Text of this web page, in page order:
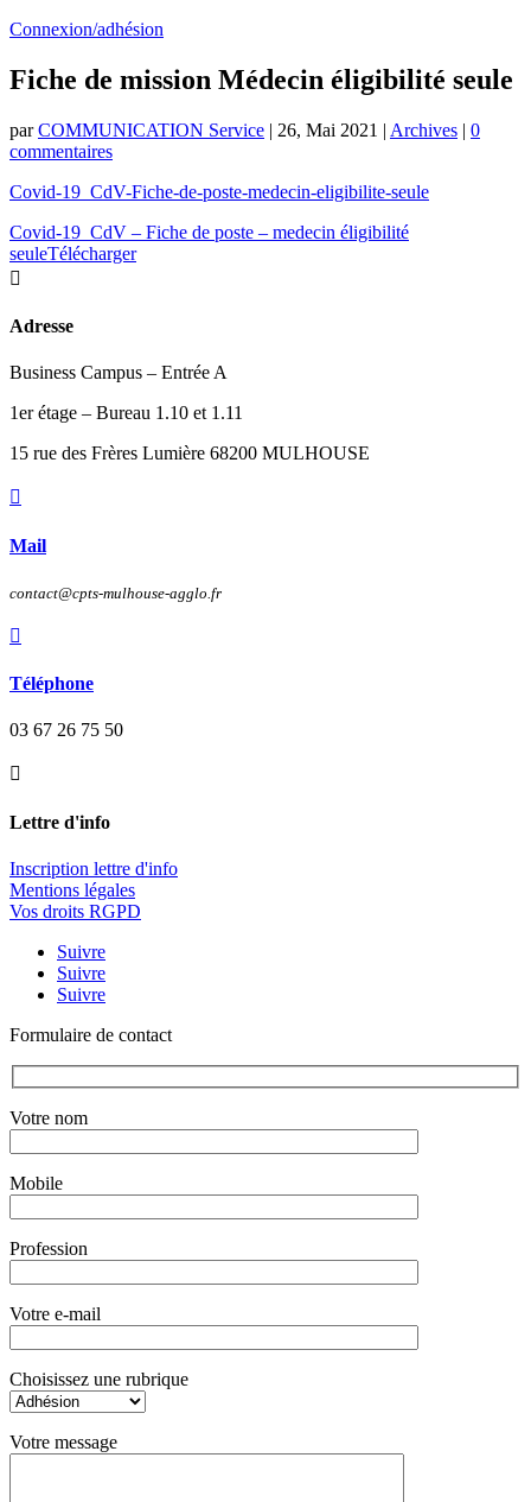
Connexion/adhésion
Fiche de mission Médecin éligibilité seule
parCOMMUNICATION Service | 26, Mai 2021 | Archives | 0
commentaires
Covid-19_CdV-Fiche-de-poste-medecin-eligibilite-seule
Covid-19_CdV – Fiche de poste – medecin éligibilité
seuleTélécharger

Adresse
Business Campus – Entrée A
1er étage – Bureau 1.10 et 1.11
15 rue des Frères Lumière 68200 MULHOUSE

Mail
contact@cpts-mulhouse-agglo.fr

Téléphone
03 67 26 75 50

Lettre d'info
Inscription lettre d'info
Mentions légales
Vos droits RGPD
Suivre
Suivre
Suivre
Formulaire de contact
Votre nom
Mobile
Profession
Votre e-mail
Choisissez une rubrique
Votre message